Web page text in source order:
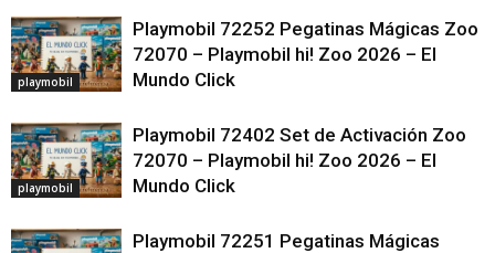
playmobil
Playmobil 72252 Pegatinas Mágicas Zoo
72070 – Playmobil hi! Zoo 2026 – El
Mundo Click
playmobil
Playmobil 72402 Set de Activación Zoo
72070 – Playmobil hi! Zoo 2026 – El
Mundo Click
Playmobil 72251 Pegatinas Mágicas